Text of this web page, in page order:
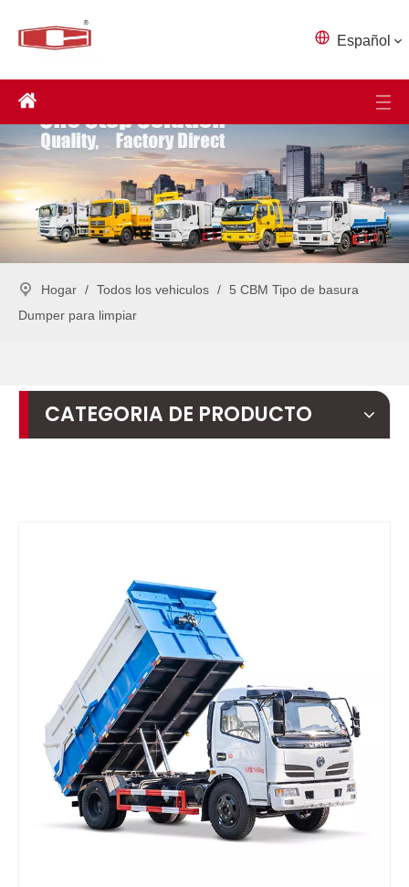
Español
Hogar / Todos los vehiculos /
5 CBM Tipo de basura
Dumper para limpiar
CATEGORIA DE PRODUCTO